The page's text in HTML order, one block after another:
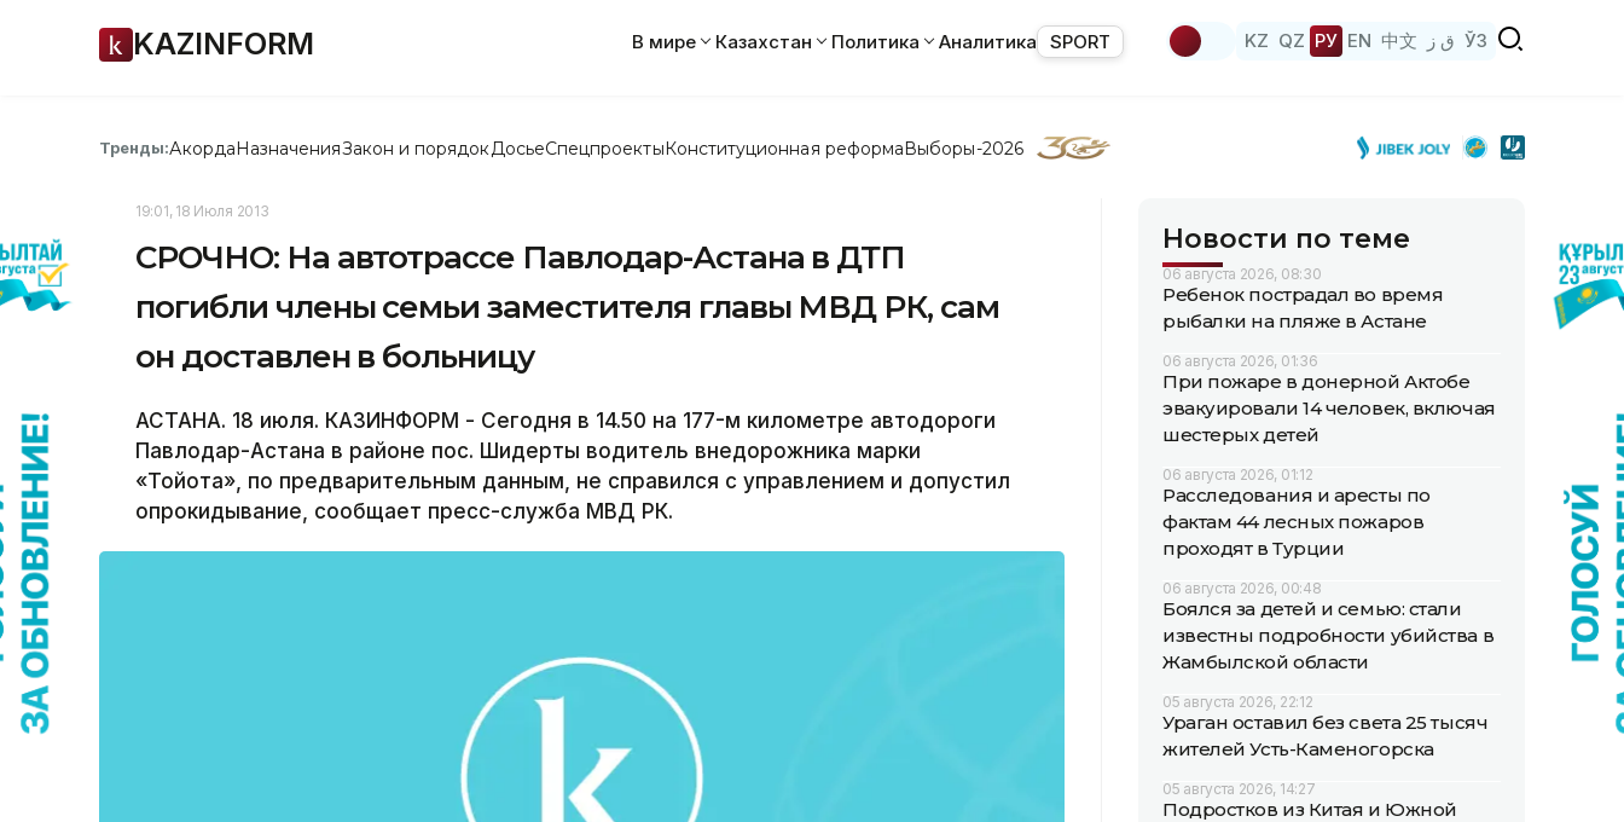
KAZINFORM В мире Казахстан Политика Аналитика SPORT KZ QZ РУ EN 中文 ق ز ЎЗ
Тренды:АкордаНазначенияЗакон и порядок ДосьеСпецпроектыКонституционная реформаВыборы-2026
19:01, 18 Июля 2013
СРОЧНО: На автотрассе Павлодар-Астана в ДТП
погибли члены семьи заместителя главы МВД РК, сам
он доставлен в больницу
АСТАНА. 18 июля. КАЗИНФОРМ - Сегодня в 14.50 на 177-м километре автодороги
Павлодар-Астана в районе пос. Шидерты водитель внедорожника марки
«Тойота», по предварительным данным, не справился с управлением и допустил
опрокидывание, сообщает пресс-служба МВД РК.
Новости по теме
06 августа 2026, 08:30
Ребенок пострадал во время
рыбалки на пляже в Астане
06 августа 2026, 01:36
При пожаре в донерной Актобе
эвакуировали 14 человек, включая
шестерых детей
06 августа 2026, 01:12
Расследования и аресты по
фактам 44 лесных пожаров
проходят в Турции
06 августа 2026, 00:48
Боялся за детей и семью: стали
известны подробности убийства в
Жамбылской области
05 августа 2026, 22:12
Ураган оставил без света 25 тысяч
жителей Усть-Каменогорска
05 августа 2026, 14:27
Подростков из Китая и Южной